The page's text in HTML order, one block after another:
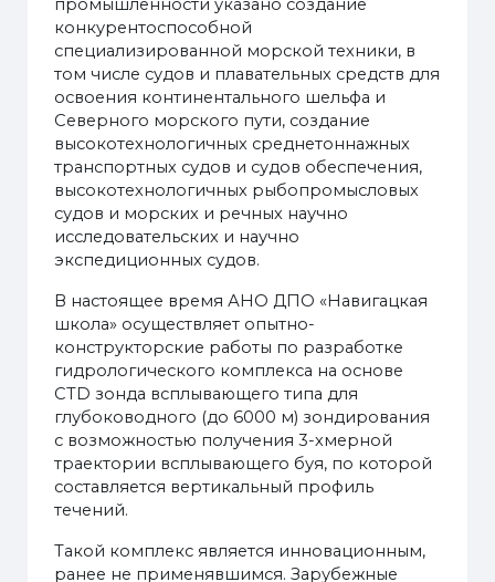
промышленности указано создание
конкурентоспособной
специализированной морской техники, в
том числе судов и плавательных средств для
освоения континентального шельфа и
Северного морского пути, создание
высокотехнологичных среднетоннажных
транспортных судов и судов обеспечения,
высокотехнологичных рыбопромысловых
судов и морских и речных научно
исследовательских и научно
экспедиционных судов.
В настоящее время АНО ДПО «Навигацкая
школа» осуществляет опытно-
конструкторские работы по разработке
гидрологического комплекса на основе
CTD зонда всплывающего типа для
глубоководного (до 6000 м) зондирования
с возможностью получения 3-хмерной
траектории всплывающего буя, по которой
составляется вертикальный профиль
течений.
Такой комплекс является инновационным,
ранее не применявшимся. Зарубежные